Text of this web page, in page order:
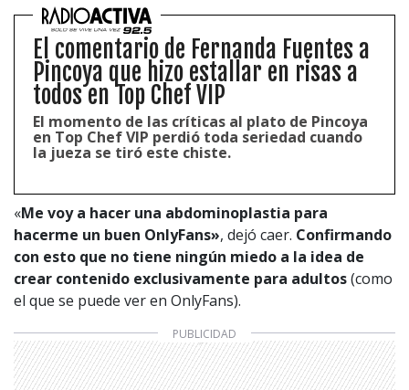
El comentario de Fernanda Fuentes a
Pincoya que hizo estallar en risas a
todos en Top Chef VIP
El momento de las críticas al plato de Pincoya
en Top Chef VIP perdió toda seriedad cuando
la jueza se tiró este chiste.
«Me voy a hacer una abdominoplastia para
hacerme un buen OnlyFans», dejó caer. Confirmando
con esto que no tiene ningún miedo a la idea de
crear contenido exclusivamente para adultos(como
el que se puede ver en OnlyFans).